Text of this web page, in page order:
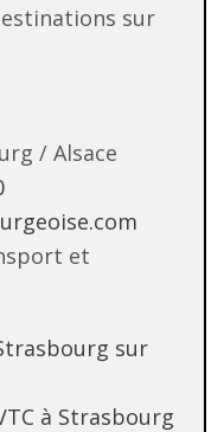
sur
/ Alsace
et
sur
à Strasbourg